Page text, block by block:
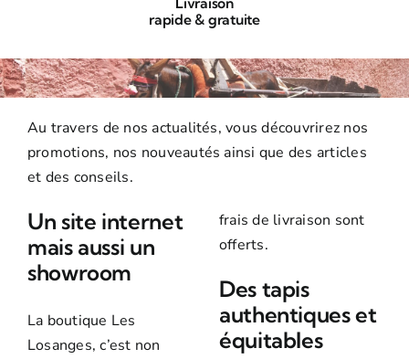
Livraison
rapide & gratuite
Au travers de nos actualités, vous découvrirez nos
promotions, nos nouveautés ainsi que des articles
et des conseils.
Un site internet
mais aussi un
showroom
La boutique Les
Losanges, c’est non
frais de livraison sont
offerts.
Des tapis
authentiques et
équitables